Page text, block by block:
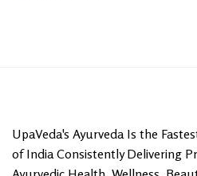
UpaVeda's Ayurveda Is the
of India Consistently Delivering